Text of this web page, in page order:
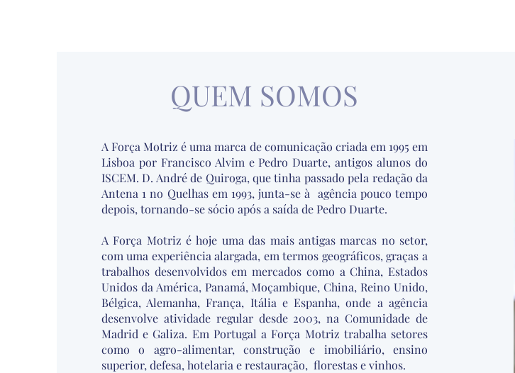
QUEM SOMOS
A Força Motriz é uma marca de comunicação criada em 1995 em
Lisboa por Francisco Alvim e Pedro Duarte, antigos alunos do
ISCEM. D. André de Quiroga, que tinha passado pela redação da
Antena 1 no Quelhas em 1993, junta-se à agência pouco tempo
depois, tornando-se sócio após a saída de Pedro Duarte.
A Força Motriz é hoje uma das mais antigas marcas no setor,
com uma experiência alargada, em termos geográficos, graças a
trabalhos desenvolvidos em mercados como a China, Estados
Unidos da América, Panamá, Moçambique, China, Reino Unido,
Bélgica, Alemanha, França, Itália e Espanha, onde a agência
desenvolve atividade regular desde 2003, na Comunidade de
Madrid e Galiza. Em Portugal a Força Motriz trabalha setores
como o agro-alimentar, construção e imobiliário, ensino
superior, defesa, hotelaria e restauração, florestas e vinhos.